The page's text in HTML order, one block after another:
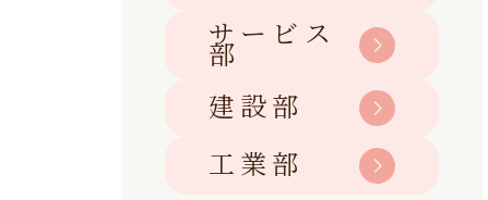
サービス
部
建設部
工業部